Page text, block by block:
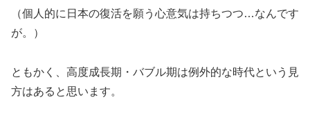
（個人的に日本の復活を願う心意気は持ちつつ…なんです
が。）
ともかく、高度成長期・バブル期は例外的な時代という見
方はあると思います。